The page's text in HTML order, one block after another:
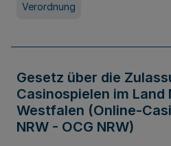
Verordnung
Gesetz über die
Casinospielen im Land
Westfalen (Online-
NRW - OCG NRW)